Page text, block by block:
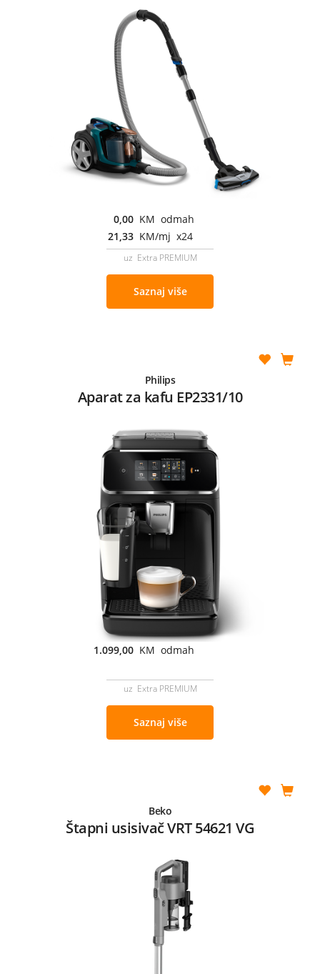
0,00 KM odmah
21,33 KM/mj x24
uz Extra PREMIUM
Saznaj više
Philips
Aparat za kafu EP2331/10
1.099,00 KM odmah
uz Extra PREMIUM
Saznaj više
Beko
Štapni usisivač VRT 54621 VG